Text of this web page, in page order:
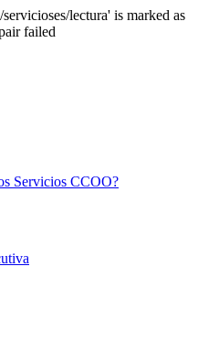
lectura' is marked as
failed
Servicios CCOO?